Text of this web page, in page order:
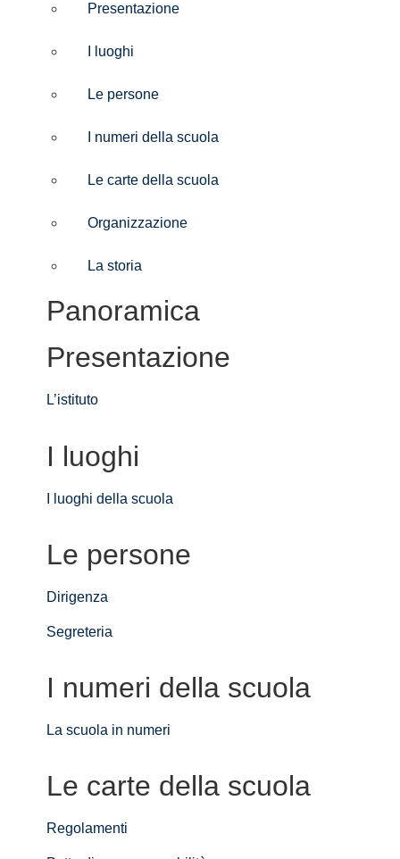
Presentazione
I luoghi
Le persone
I numeri della scuola
Le carte della scuola
Organizzazione
La storia
Panoramica
Presentazione
L’istituto
I luoghi
I luoghi della scuola
Le persone
Dirigenza
Segreteria
I numeri della scuola
La scuola in numeri
Le carte della scuola
Regolamenti